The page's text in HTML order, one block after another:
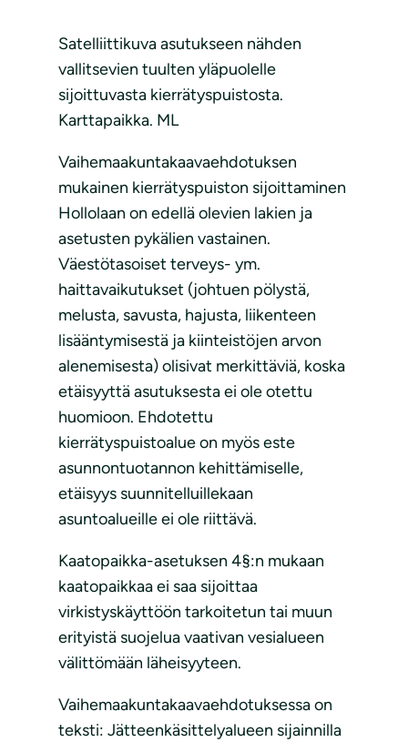
Satelliittikuva asutukseen nähden
vallitsevien tuulten yläpuolelle
sijoittuvasta kierrätyspuistosta.
Karttapaikka. ML
Vaihemaakuntakaavaehdotuksen
mukainen kierrätyspuiston sijoittaminen
Hollolaan on edellä olevien lakien ja
asetusten pykälien vastainen.
Väestötasoiset terveys- ym.
haittavaikutukset (johtuen pölystä,
melusta, savusta, hajusta, liikenteen
lisääntymisestä ja kiinteistöjen arvon
alenemisesta) olisivat merkittäviä, koska
etäisyyttä asutuksesta ei ole otettu
huomioon. Ehdotettu
kierrätyspuistoalue on myös este
asunnontuotannon kehittämiselle,
etäisyys suunnitelluillekaan
asuntoalueille ei ole riittävä.
Kaatopaikka-asetuksen 4§:n mukaan
kaatopaikkaa ei saa sijoittaa
virkistyskäyttöön tarkoitetun tai muun
erityistä suojelua vaativan vesialueen
välittömään läheisyyteen.
Vaihemaakuntakaavaehdotuksessa on
teksti: Jätteenkäsittelyalueen sijainnilla